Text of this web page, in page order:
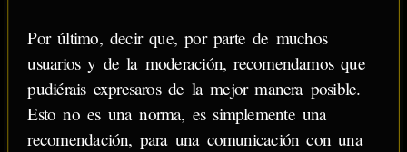
Por último, decir que, por parte de muchos
usuarios y de la moderación, recomendamos que
pudiérais expresaros de la mejor manera posible.
Esto no es una norma, es simplemente una
recomendación, para una comunicación con una